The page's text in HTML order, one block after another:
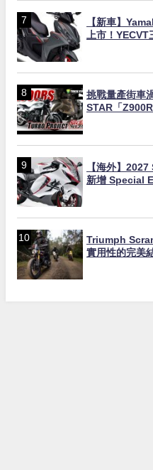
【新車】
上市！
挑戰量產街車
STAR「
【海外】
新增 Special
Triumph
實用性的完美